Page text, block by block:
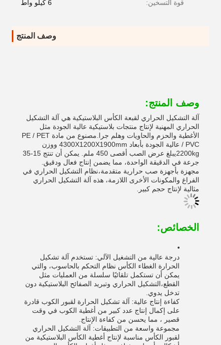
قوة التسخين: 6 كيلو واط
وصف المنتج
وصف المنتج:
آلة التشكيل الحراري لقبعة الكأس البلاستيكية هي آلة التشكيل
الحراري المهنية لإنتاج منتجات بلاستيكية عالية الجودة مثل
الأغطية والحزم والحاويات وهلم جرا.مصنوع من مادة PE / PET
/ PVC عالية الجودة بأبعاد 4300X1200X1900mm ووزن
2200kgيبلغ عرض الصب أقصى 450 ملم. يمكن أن تنتج 15-35
جرعة في الدقيقة الواحدة، مما يضمن إنتاج فعال ودقيق.
مجهزة بأجهزة صب حرارية متقدمة،نظام التشكيل الحراري في
الفراغ والمكونات الأخرى اللازمة، هذه آلة التشكيل الحراري
مثالية لإنتاج حجم كبير.
الخصائص:
درجة عالية من التشغيل الآلي: تستخدم آلة تشكيل
الحرارة الغطاء الكأس نظام التحكم بالحاسوب، والتي
يمكن أن تستكمل تلقائيًا سلسلة من العمليات مثل
القطع،التشكيل الحراري وتبريد الصفائح البلاستيكية دون
تدخل يدوي.
كفاءة إنتاج عالية: آلة تشكيل الحرارة لقبور الكوب قادرة
على إكمال إنتاج عدد كبير من أغطية الكوب في وقت
قصير ، مما يحسن من كفاءة الإنتاج.
مجموعة واسعة من التطبيقات: آلة التشكيل الحراري
لقبور الكأس مناسبة لإنتاج أغطية الكأس البلاستيكية من